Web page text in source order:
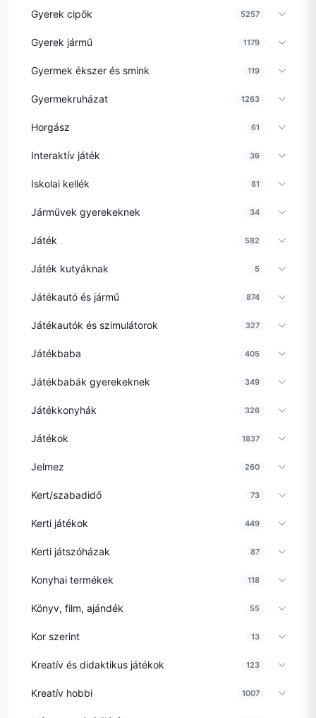
Gyerek cipők 5257
Gyerek jármű 1179
Gyermek ékszer és smink 119
Gyermekruházat 1263
Horgász 61
Interaktív játék 36
Iskolai kellék 81
Járművek gyerekeknek 34
Játék 582
Játék kutyáknak 5
Játékautó és jármű 874
Játékautók és szimulátorok 327
Játékbaba 405
Játékbabák gyerekeknek 349
Játékkonyhák 326
Játékok 1837
Jelmez 260
Kert/szabadidő 73
Kerti játékok 449
Kerti játszóházak 87
Konyhai termékek 118
Könyv, film, ajándék 55
Kor szerint 13
Kreatív és didaktikus játékok 123
Kreatív hobbi 1007